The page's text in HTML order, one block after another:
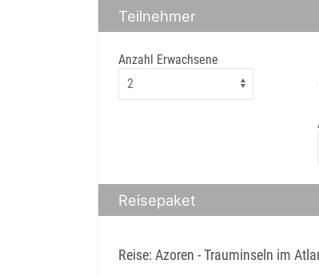
Teilnehmer
Anzahl Erwachsene
Reisepaket
Reise: Azoren - Trauminseln im